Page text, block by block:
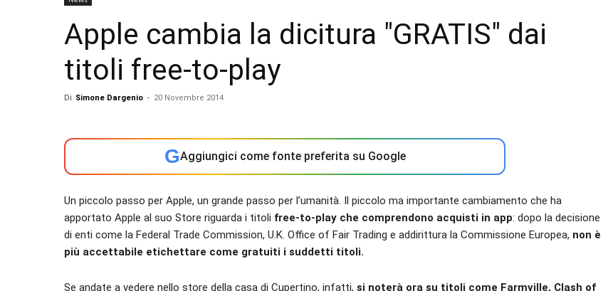
Apple cambia la dicitura "GRATIS" dai
titoli free-to-play
Di Simone Dargenio - 20 Novembre 2014
GAggiungici come fonte preferita su Google
Un piccolo passo per Apple, un grande passo per l’umanità. Il piccolo ma importante cambiamento che ha
apportato Apple al suo Store riguarda i titoli free-to-play che comprendono acquisti in app: dopo la decisione
di enti come la Federal Trade Commission, U.K. Office of Fair Trading e addirittura la Commissione Europea, non è
più accettabile etichettare come gratuiti i suddetti titoli.
Se andate a vedere nello store della casa di Cupertino, infatti, si noterà ora su titoli come Farmville, Clash of